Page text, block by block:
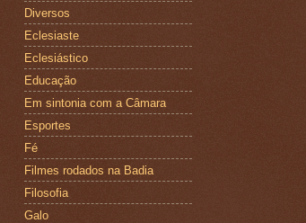
Diversos
Eclesiaste
Eclesiástico
Educação
Em sintonia com a Câmara
Esportes
Fé
Filmes rodados na Badia
Filosofia
Galo